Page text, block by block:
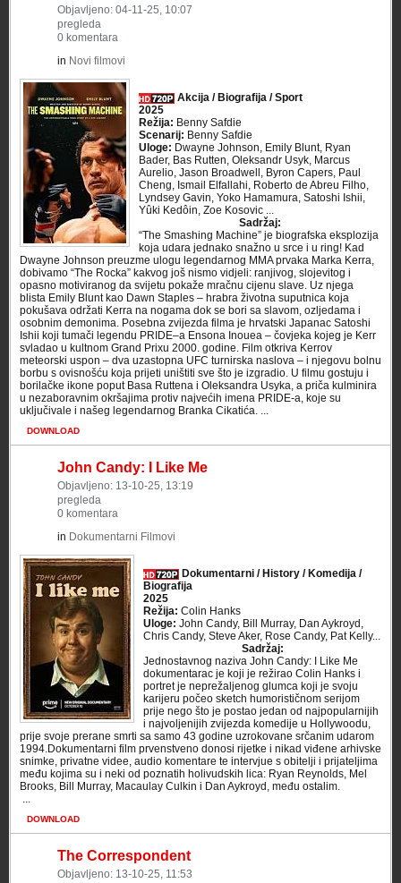
Objavljeno: 04-11-25, 10:07
pregleda
0 komentara
in Novi filmovi
Akcija / Biografija / Sport
2025
Režija: Benny Safdie
Scenarij: Benny Safdie
Uloge: Dwayne Johnson, Emily Blunt, Ryan
Bader, Bas Rutten, Oleksandr Usyk, Marcus
Aurelio, Jason Broadwell, Byron Capers, Paul
Cheng, Ismail Elfallahi, Roberto de Abreu Filho,
Lyndsey Gavin, Yoko Hamamura, Satoshi Ishii,
Yûki Kedôin, Zoe Kosovic ...
Sadržaj:
“The Smashing Machine” je biografska eksplozija
koja udara jednako snažno u srce i u ring! Kad
Dwayne Johnson preuzme ulogu legendarnog MMA prvaka Marka Kerra,
dobivamo “The Rocka” kakvog još nismo vidjeli: ranjivog, slojevitog i
opasno motiviranog da svijetu pokaže mračnu cijenu slave. Uz njega
blista Emily Blunt kao Dawn Staples – hrabra životna suputnica koja
pokušava održati Kerra na nogama dok se bori sa slavom, ozljedama i
osobnim demonima. Posebna zvijezda filma je hrvatski Japanac Satoshi
Ishii koji tumači legendu PRIDE–a Ensona Inouea – čovjeka kojeg je Kerr
svladao u kultnom Grand Prixu 2000. godine. Film otkriva Kerrov
meteorski uspon – dva uzastopna UFC turnirska naslova – i njegovu bolnu
borbu s ovisnošću koja prijeti uništiti sve što je izgradio. U filmu gostuju i
borilačke ikone poput Basa Ruttena i Oleksandra Usyka, a priča kulminira
u nezaboravnim okršajima protiv najvećih imena PRIDE-a, koje su
uključivale i našeg legendarnog Branka Cikatića. ...
DOWNLOAD
John Candy: I Like Me
Objavljeno: 13-10-25, 13:19
pregleda
0 komentara
in Dokumentarni Filmovi
Dokumentarni / History / Komedija /
Biografija
2025
Režija: Colin Hanks
Uloge: John Candy, Bill Murray, Dan Aykroyd,
Chris Candy, Steve Aker, Rose Candy, Pat Kelly...
Sadržaj:
Jednostavnog naziva John Candy: I Like Me
dokumentarac je koji je režirao Colin Hanks i
portret je neprežaljenog glumca koji je svoju
karijeru počeo sketch humorističnom serijom
prije nego što je postao jedan od najpopularnijih
i najvoljenijih zvijezda komedije u Hollywoodu,
prije svoje prerane smrti sa samo 43 godine uzrokovane srčanim udarom
1994.Dokumentarni film prvenstveno donosi rijetke i nikad viđene arhivske
snimke, privatne videe, audio komentare te intervjue s obitelji i prijateljima
među kojima su i neki od poznatih holivudskih lica: Ryan Reynolds, Mel
Brooks, Bill Murray, Macaulay Culkin i Dan Aykroyd, među ostalim.
​ ...
DOWNLOAD
The Correspondent
Objavljeno: 13-10-25, 11:53